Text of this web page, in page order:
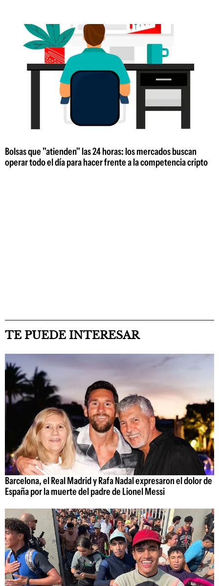
Bolsas que "atienden" las 24 horas: los mercados buscan
operar todo el día para hacer frente a la competencia cripto
TE PUEDE INTERESAR
Barcelona, el Real Madrid y Rafa Nadal expresaron el dolor de
España por la muerte del padre de Lionel Messi